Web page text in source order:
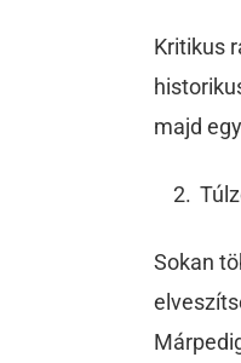
Kritikus
majd
Sokan